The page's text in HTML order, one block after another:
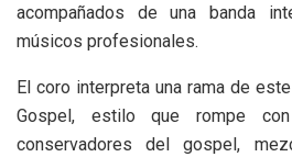
acompañados de una banda
músicos profesionales.
El coro interpreta una rama de
Gospel, estilo que rompe
conservadores del gospel,